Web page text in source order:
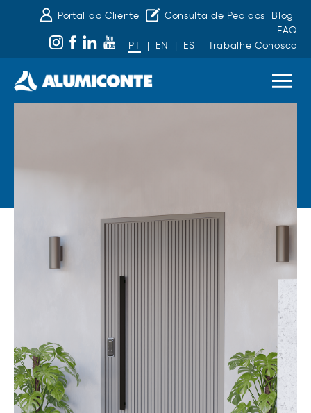
Portal do Cliente Consulta de Pedidos
Blog
FAQ
PT
| EN | ES Trabalhe Conosco